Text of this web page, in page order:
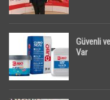
Güvenli
Var